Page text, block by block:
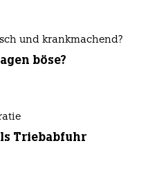
und krankmachend?
böse?
Triebabfuhr